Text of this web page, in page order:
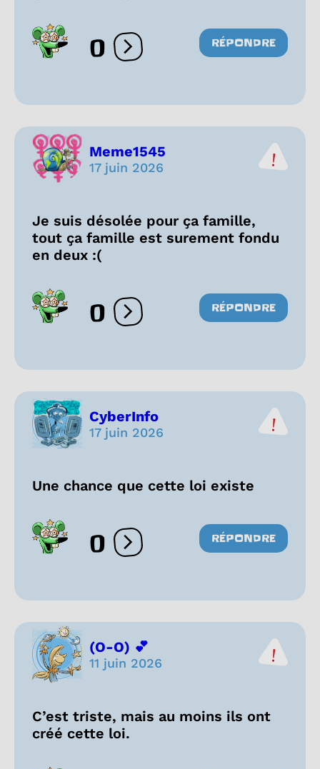
0 Ouvrir les réactions
RÉPONDRE
Meme1545
17 juin 2026
Je suis désolée pour ça famille,
tout ça famille est surement fondu
en deux :(
0 Ouvrir les réactions
RÉPONDRE
CyberInfo
17 juin 2026
Une chance que cette loi existe
0 Ouvrir les réactions
RÉPONDRE
(O-O) 💕
11 juin 2026
C’est triste, mais au moins ils ont
créé cette loi.